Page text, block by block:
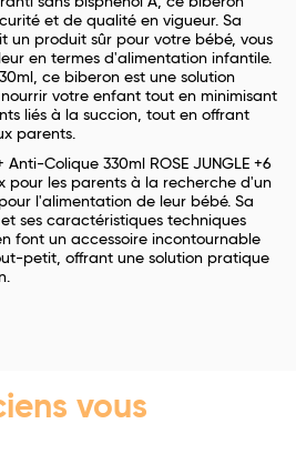
et de qualité en vigueur. Sa
un produit sûr pour votre bébé, vous
en termes d'alimentation infantile.
ce biberon est une solution
votre enfant tout en minimisant
liés à la succion, tout en offrant
parents.
Colique 330ml ROSE JUNGLE +6
pour les parents à la recherche d'un
l'alimentation de leur bébé. Sa
ses caractéristiques techniques
font un accessoire incontournable
petit, offrant une solution pratique
vous